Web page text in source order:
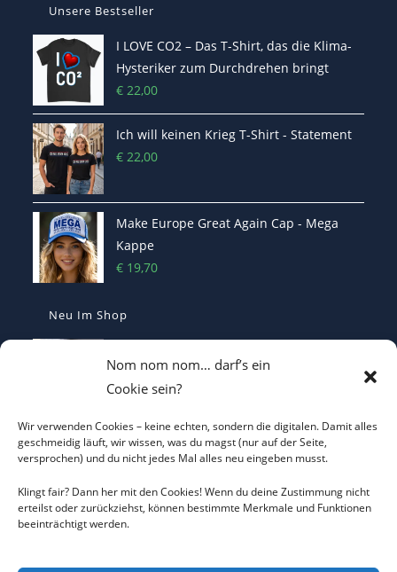
Nom nom nom… darf’s ein
Cookie sein?
Wir verwenden Cookies – keine echten, sondern die digitalen. Damit alles
geschmeidig läuft, wir wissen, was du magst (nur auf der Seite,
versprochen) und du nicht jedes Mal alles neu eingeben musst.
Klingt fair? Dann her mit den Cookies! Wenn du deine Zustimmung nicht
erteilst oder zurückziehst, können bestimmte Merkmale und Funktionen
beeinträchtigt werden.
Unsere Bestseller
I LOVE CO2 – Das T-Shirt, das die Klima-
Hysteriker zum Durchdrehen bringt
€ 22,00
Ich will keinen Krieg T-Shirt - Statement
€ 22,00
Make Europe Great Again Cap - Mega
Kappe
€ 19,70
Neu Im Shop
Kaffetasse - Motiviert in den Morgen
€16,70
I LOVE CO2 – Das T-Shirt, das die Klima-
Hysteriker zum Durchdrehen bringt
Heterodoxer Extremist - Das provokante